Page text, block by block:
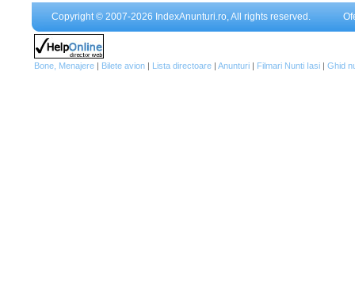
Copyright © 2007-2026 IndexAnunturi.ro, All rights reserved.
Bone, Menajere | Bilete avion | Lista directoare | Anunturi | Filmari Nunti Iasi | Ghid